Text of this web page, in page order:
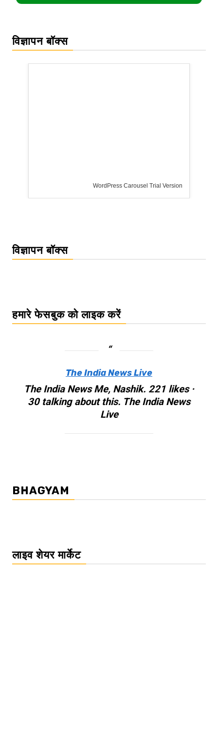
विज्ञापन बॉक्स
WordPress Carousel Trial Version
विज्ञापन बॉक्स
हमारे फेसबुक को लाइक करें
The India News Live
The India News Me, Nashik. 221 likes ·
30 talking about this. The India News
Live
BHAGYAM
लाइव शेयर मार्केट